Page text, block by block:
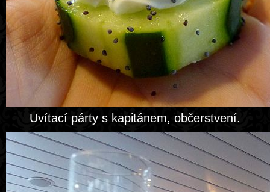
Uvítací párty s kapitánem, občerstvení.